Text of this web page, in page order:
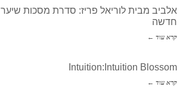
אלביב מבית לוריאל פריז: סדרת מסכות שיער
חדשה
קרא עוד ←
Intuition:Intuition Blossom
קרא עוד ←